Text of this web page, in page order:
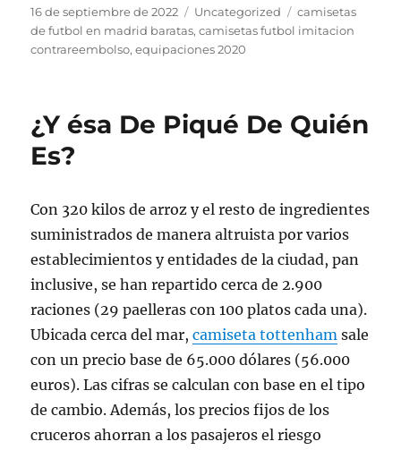
Publicado
el
16 de septiembre de 2022 Categorías
Uncategorized Etiquetas
camisetas
de futbol en madrid baratas,camisetas futbol imitacion
contrareembolso,equipaciones 2020
¿Y ésa De Piqué De Quién
Es?
Con 320 kilos de arroz y el resto de ingredientes
suministrados de manera altruista por varios
establecimientos y entidades de la ciudad, pan
inclusive, se han repartido cerca de 2.900
raciones (29 paelleras con 100 platos cada una).
Ubicada cerca del mar,camiseta tottenham sale
con un precio base de 65.000 dólares (56.000
euros). Las cifras se calculan con base en el tipo
de cambio. Además, los precios fijos de los
cruceros ahorran a los pasajeros el riesgo